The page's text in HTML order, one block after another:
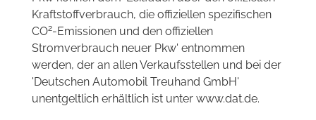
Kraftstoffverbrauch, die offiziellen spezifischen
CO2-Emissionen und den offiziellen
Stromverbrauch neuer Pkw' entnommen
werden, der an allen Verkaufsstellen und bei der
'Deutschen Automobil Treuhand GmbH'
unentgeltlich erhältlich ist unter www.dat.de.